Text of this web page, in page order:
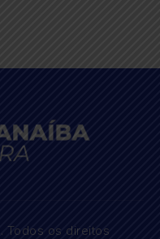
. Todos os direitos